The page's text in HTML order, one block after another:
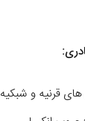
های قرنیه و شبکیه